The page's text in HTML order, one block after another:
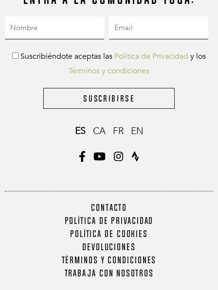
Suscribiéndote aceptas las Política de Privacidad y los
Términos y condiciones
Suscribirse
ES CA FR EN
CONTACTO
POLÍTICA DE PRIVACIDAD
POLÍTICA DE COOKIES
DEVOLUCIONES
TÉRMINOS Y CONDICIONES
TRABAJA CON NOSOTROS